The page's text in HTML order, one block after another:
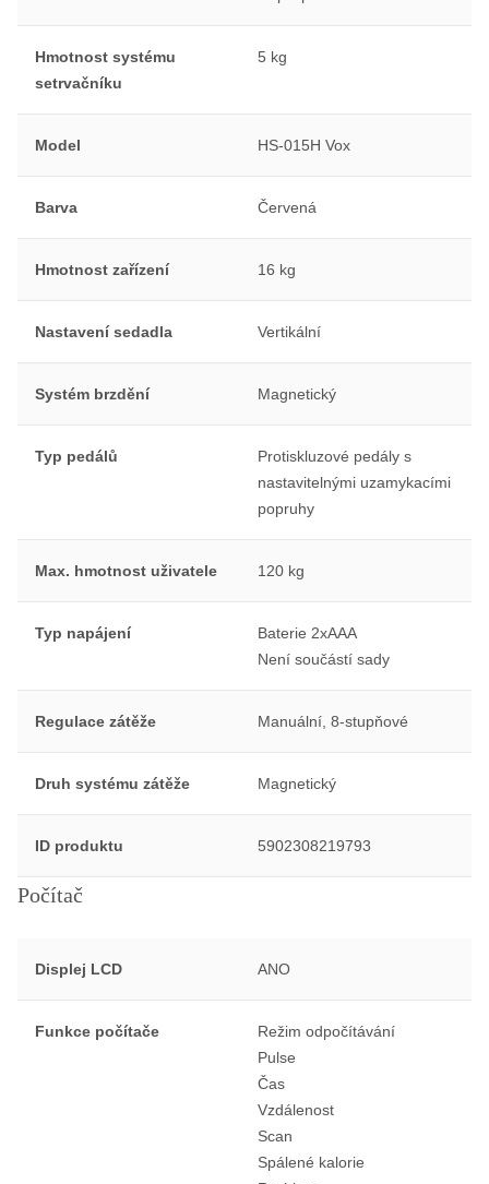
Hmotnost systému
setrvačníku
5 kg
Model HS-015H Vox
Barva Červená
Hmotnost zařízení 16 kg
Nastavení sedadla Vertikální
Systém brzdění Magnetický
Typ pedálů
Protiskluzové pedály s
nastavitelnými uzamykacími
popruhy
Max. hmotnost uživatele 120 kg
Typ napájení
Baterie 2xAAA
Není součástí sady
Regulace zátěže Manuální, 8-stupňové
Druh systému zátěže Magnetický
ID produktu 5902308219793
Počítač
Displej LCD ANO
Funkce počítače
Režim odpočítávání
Pulse
Čas
Vzdálenost
Scan
Spálené kalorie